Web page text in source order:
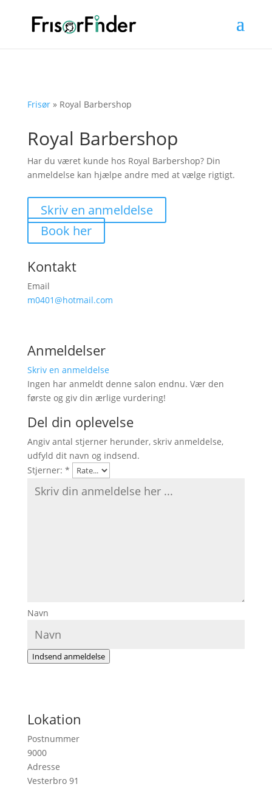
Frisør» Royal Barbershop
Royal Barbershop
Har du været kunde hos Royal Barbershop? Din
anmeldelse kan hjælpe andre med at vælge rigtigt.
Skriv en anmeldelse
Book her
Kontakt
Email
m0401@hotmail.com
Anmeldelser
Skriv en anmeldelse
Ingen har anmeldt denne salon endnu. Vær den
første og giv din ærlige vurdering!
Del din oplevelse
Angiv antal stjerner herunder, skriv anmeldelse,
udfyld dit navn og indsend.
Stjerner: *
Navn
Indsend anmeldelse
Lokation
Postnummer
9000
Adresse
Vesterbro 91